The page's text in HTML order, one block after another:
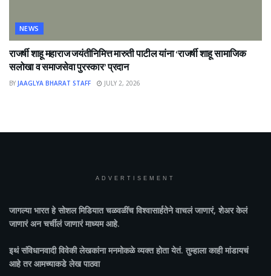
NEWS
राजर्षी शाहू महाराज जयंतीनिमित्त मारुती पाटील यांना ‘राजर्षी शाहू सामाजिक
सलोखा व समाजसेवा पुरस्कार’ प्रदान
BY JAAGLYA BHARAT STAFF JULY 2, 2026
ADVERTISEMENT
जागल्या भारतहे सोशल मिडियात चळवळींच विश्वासार्हतेने वाचलं जाणारं, शेअर केलं
जाणारं अन चर्चीलं जाणारं माध्यम आहे.
इथं संविधानवादी विवेकी लेखकांना मनमोकळे व्यक्त होता येतं. तुम्हाला काही मांडायचं
आहे तर आमच्याकडे लेख पाठवा